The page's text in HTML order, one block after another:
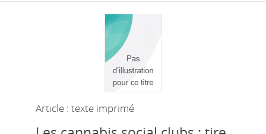
Article : texte imprimé